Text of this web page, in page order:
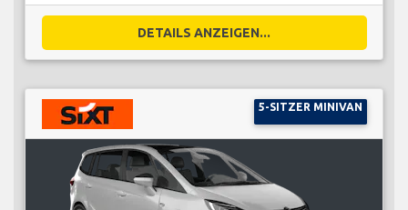
DETAILS ANZEIGEN...
5-SITZER MINIVAN